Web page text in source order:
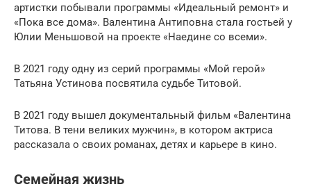
артистки побывали программы «Идеальный ремонт» и
«Пока все дома». Валентина Антиповна стала гостьей у
Юлии Меньшовой на проекте «Наедине со всеми».
В 2021 году одну из серий программы «Мой герой»
Татьяна Устинова посвятила судьбе Титовой.
В 2021 году вышел документальный фильм «Валентина
Титова. В тени великих мужчин», в котором актриса
рассказала о своих романах, детях и карьере в кино.
Семейная жизнь